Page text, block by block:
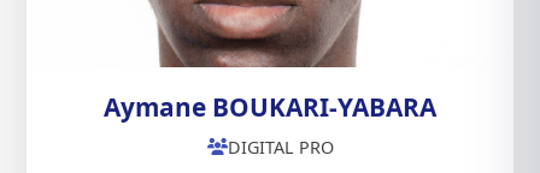
Aymane BOUKARI-YABARA
DIGITAL PRO